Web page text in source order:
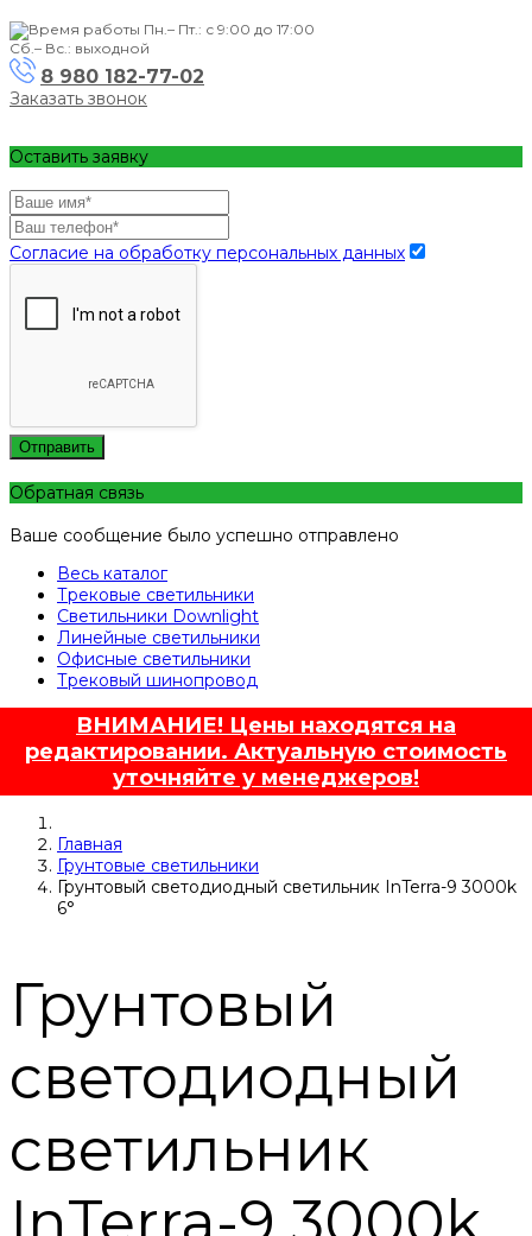
Пн.– Пт.: с 9:00 до 17:00
Сб.– Вс.: выходной
8 980 182-77-02
Заказать звонок
Оставить заявку
Согласие на обработку персональных данных
Отправить
Обратная связь
Ваше сообщение было успешно отправлено
Весь каталог
Трековые светильники
Светильники Downlight
Линейные светильники
Офисные светильники
Трековый шинопровод
ВНИМАНИЕ! Цены находятся на
редактировании. Актуальную стоимость
уточняйте у менеджеров!
Главная
Грунтовые светильники
Грунтовый светодиодный светильник InTerra-9 3000k
6°
Грунтовый
светодиодный
светильник